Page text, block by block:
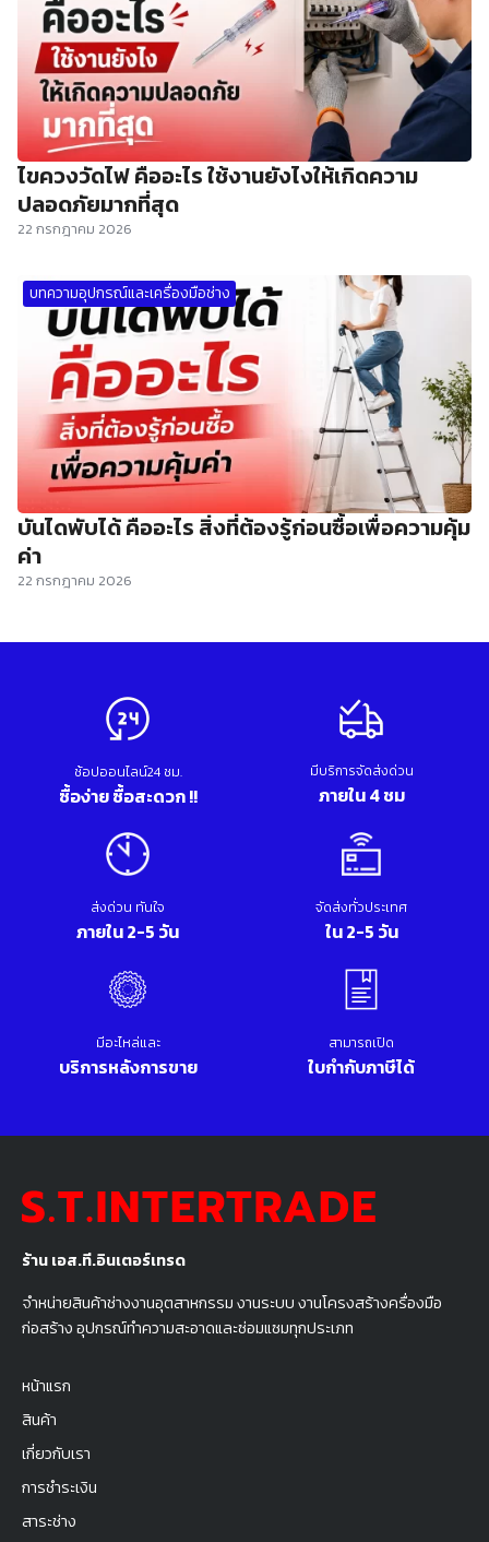
ไขควงวัดไฟ คืออะไร ใช้งานยังไงให้เกิดความ
ปลอดภัยมากที่สุด
22 กรกฎาคม 2026
บทความอุปกรณ์และเครื่องมือช่าง
บันไดพับได้ คืออะไร สิ่งที่ต้องรู้ก่อนซื้อเพื่อความคุ้ม
ค่า
22 กรกฎาคม 2026
ร้าน เอส.ที.อินเตอร์เทรด
จำหน่ายสินค้าช่างงานอุตสาหกรรม งานระบบ งานโครงสร้างครื่องมือ
ก่อสร้าง อุปกรณ์ทำความสะอาดและซ่อมแซมทุกประเภท
หน้าแรก
สินค้า
เกี่ยวกับเรา
การชำระเงิน
สาระช่าง
ช้อปออนไลน์24 ชม.
ซื้อง่าย ซื้อสะดวก !!
มีบริการจัดส่งด่วน
ภายใน 4 ชม
ส่งด่วน ทันใจ
ภายใน 2-5 วัน
จัดส่งทั่วประเทศ
ใน 2-5 วัน
มีอะไหล่และ
บริการหลังการขาย
สามารถเปิด
ใบกำกับภาษีได้